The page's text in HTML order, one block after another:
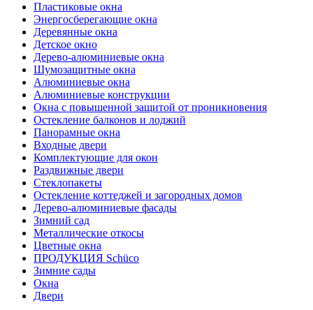
Плаcтиковые окна
Энергосберегающие окна
Деревянные окна
Детское окно
Дерево-алюминиевые окна
Шумозащитные окна
Алюминиевые окна
Алюминиевые конструкции
Окна с повышенной защитой от проникновения
Остекление балконов и лоджий
Панорамные окна
Входные двери
Комплектующие для окон
Раздвижные двери
Стеклопакеты
Остекление коттеджей и загородных домов
Дерево-алюминиевые фасады
Зимний сад
Металлические откосы
Цветные окна
ПРОДУКЦИЯ Schüco
Зимние сады
Окна
Двери